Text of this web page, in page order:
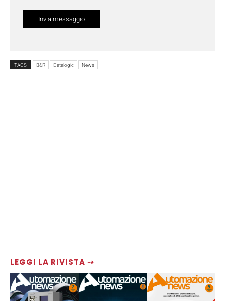
LEGGI LA RIVISTA ⇢
TAGS B&R Datalogic News